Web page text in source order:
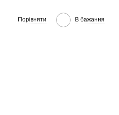
Порівняти В бажання